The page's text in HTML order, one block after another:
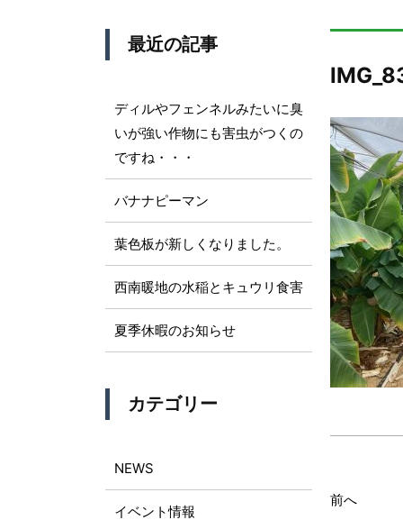
前へ
最近の記事
ディルやフェンネルみたいに臭
いが強い作物にも害虫がつくの
ですね・・・
バナナピーマン
葉色板が新しくなりました。
西南暖地の水稲とキュウリ食害
夏季休暇のお知らせ
カテゴリー
NEWS
イベント情報